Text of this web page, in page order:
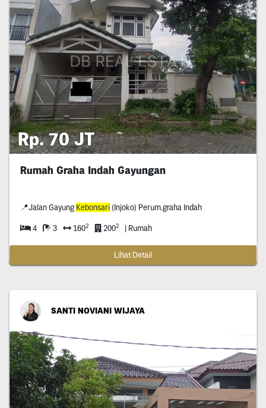
Rp. 70 JT
Rumah Graha Indah Gayungan
📍Jalan GayungKebonsari(Injoko) Perum.graha Indah
4 3 1602 2002 | Rumah
Lihat Detail
SANTI NOVIANI WIJAYA